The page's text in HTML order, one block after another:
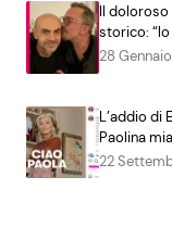
Il doloroso
storico:
28
L’addio di
Paolina
22